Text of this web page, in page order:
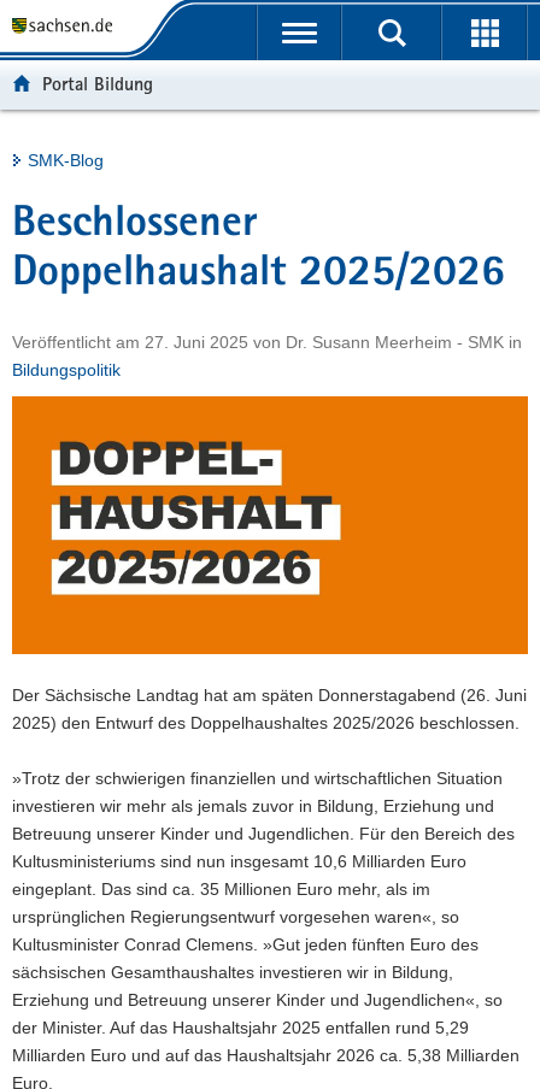
t
b
e
r
g
e
i
f
t
i
n
u
n
h
a
l
e
v
c
e
Portalübergreifende
Portal Bildung
Hauptinhalt
SMK-Blog
Beschlossener
Doppelhaushalt 2025/2026
Veröffentlicht am 27. Juni 2025 von Dr. Susann Meerheim - SMK in
Bildungspolitik
Der Sächsische Landtag hat am späten Donnerstagabend (26. Juni
2025) den Entwurf des Doppelhaushaltes 2025/2026 beschlossen.
»Trotz der schwierigen finanziellen und wirtschaftlichen Situation
investieren wir mehr als jemals zuvor in Bildung, Erziehung und
Betreuung unserer Kinder und Jugendlichen. Für den Bereich des
Kultusministeriums sind nun insgesamt 10,6 Milliarden Euro
eingeplant. Das sind ca. 35 Millionen Euro mehr, als im
ursprünglichen Regierungsentwurf vorgesehen waren«, so
Kultusminister Conrad Clemens. »Gut jeden fünften Euro des
sächsischen Gesamthaushaltes investieren wir in Bildung,
Erziehung und Betreuung unserer Kinder und Jugendlichen«, so
der Minister. Auf das Haushaltsjahr 2025 entfallen rund 5,29
Milliarden Euro und auf das Haushaltsjahr 2026 ca. 5,38 Milliarden
Euro.